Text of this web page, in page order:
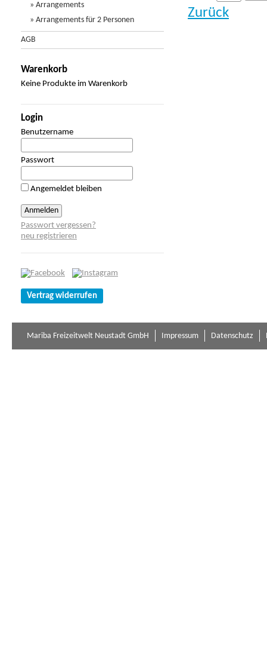
» Arrangements
» Arrangements für 2 Personen
AGB
Warenkorb
Keine Produkte im Warenkorb
Login
Benutzername
Passwort
Angemeldet bleiben
Passwort vergessen?
neu registrieren
Vertrag widerrufen
Zurück
Mariba Freizeitwelt Neustadt GmbH Impressum Datenschutz